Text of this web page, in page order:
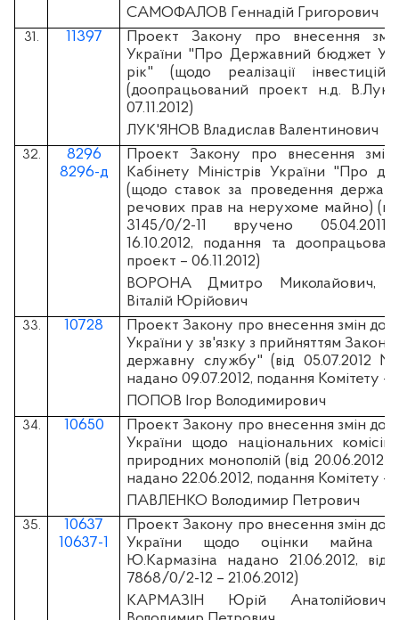
САМОФАЛОВ Геннадій Григорович
31. 11397
Проект Закону про внесення
України "Про Державний бюджет
рік" (щодо реалізації
(доопрацьований проект н.д.
07.11.2012)
ЛУК'ЯНОВ Владислав Валентинович
32.
8296
8296-д
Проект Закону про внесення
Кабінету Міністрів України "Про
(щодо ставок за проведення
речових прав на нерухоме майно)
3145/0/2-11 вручено 05.04.2011,
16.10.2012, подання та
проект – 06.11.2012)
ВОРОНА Дмитро Миколайович,
Віталій Юрійович
33. 10728
Проект Закону про внесення змін до
України у зв'язку з прийняттям
державну службу" (вiд 05.07.2012
надано 09.07.2012, подання Комітету -
ПОПОВ Ігор Володимирович
34. 10650
Проект Закону про внесення змін до
України щодо національних
природних монополій (вiд
надано 22.06.2012, подання Комітету –
ПАВЛЕНКО Володимир Петрович
35.
10637
10637-1
Проект Закону про внесення змін до
України щодо оцінки майна
Ю.Кармазіна надано 21.06.2012,
7868/0/2-12 – 21.06.2012)
КАРМАЗІН Юрій